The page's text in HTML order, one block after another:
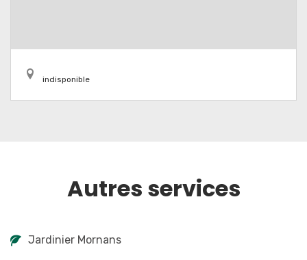
indisponible
Autres services
Jardinier Mornans